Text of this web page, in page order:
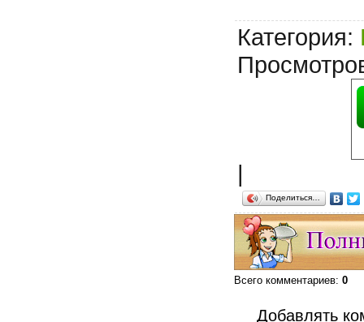
Категория:
|
Поделиться…
Всего комментариев: 0
Добавлять